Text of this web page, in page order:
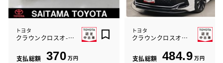
トヨタ
クラウンクロスオ-バ-G ADVレザ
支払総額 370 万円
トヨタ
クラウンクロスオーバーRSアドバン
支払総額 484.9 万円